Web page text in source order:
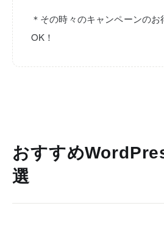
＊その時々のキャンペーンの
OK！
おすすめ
選